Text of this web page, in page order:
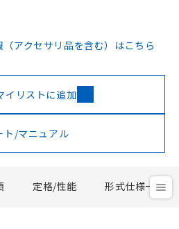
アクセサリ品を含む）はこちら
イリストに追加
ト/マニュアル
定格/性能 形式仕様一覧